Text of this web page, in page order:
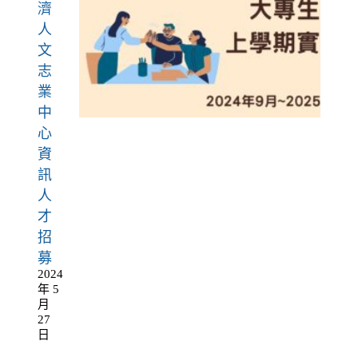
濟
人
文
志
業
中
心
資
訊
人
才
招
募
2024
年 5
月
27
日